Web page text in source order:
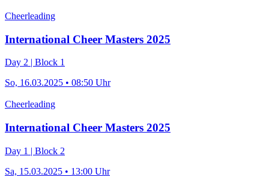
Cheerleading
International Cheer Masters 2025
Day 2 | Block 1
So, 16.03.2025 • 08:50 Uhr
Cheerleading
International Cheer Masters 2025
Day 1 | Block 2
Sa, 15.03.2025 • 13:00 Uhr